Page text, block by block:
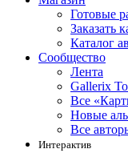
Готовые
Заказать
Каталог
Сообщество
Лента
Gallerix
Все
Новые
Все
Интерактив